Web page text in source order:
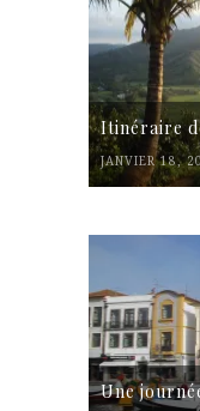
Itinéraire
JANVIER 18,
Une